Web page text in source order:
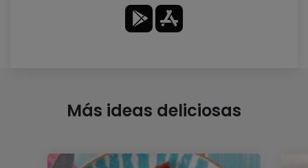
Más ideas deliciosas